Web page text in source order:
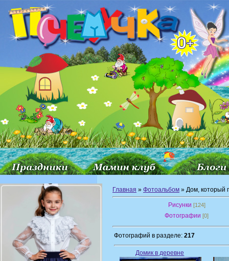
Главная » Фотоальбом » Дом, который
Рисунки [124]
Фотографии [0]
Фотографий в разделе: 217
Домик в деревне